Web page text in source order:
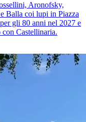
Aronofsky,
Balla coi lupi in Piazza
gli 80 anni nel 2027 e
Castellinaria.